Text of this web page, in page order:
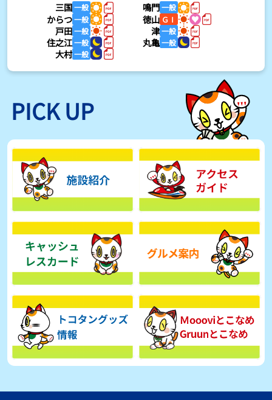
【ボートレース】荒木颯斗が地元勢でただ１人優出果たす「地元で
初優勝したい」／常滑 - 日刊スポーツ
2026年08月03日
【ボートレース】４枠で優出の塚越海斗が強気節「攻めていくレー
スをします」／常滑 - 日刊スポーツ
【ボートレース】広瀬凜が接戦制して２着で優出「出足、回り足は
かなりいい状態」／常滑 - 日刊スポーツ
【とこなめボート】塚越海斗が優勝戦で脅威の伸びを披露する「合
ったときの伸びは自分が一番」
2026年08月03日
【とこなめボート】広瀬凜は準優で見つかった課題の克服へ「結果
的に１着を取れればいい」
2026年08月03日
【とこなめボート】西丸敦基が未勝利では終われない「最終日頑張
る」
2026年08月03日
三国一般 鳴門一般
からつ一般 徳山 ＧⅠ
戸田一般 津一般
住之江一般 丸亀一般
大村一般
PICK UP